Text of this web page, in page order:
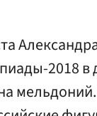
2018 в